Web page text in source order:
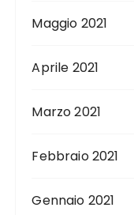
Maggio 2021
Aprile 2021
Marzo 2021
Febbraio 2021
Gennaio 2021